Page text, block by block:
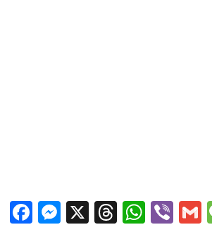
Facebook
Messenger
X Threads